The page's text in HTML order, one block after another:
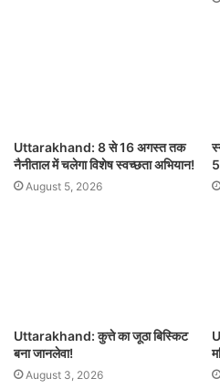
Uttarakhand: 8 से 16 अगस्त तक
नैनीताल में चलेगा विशेष स्वच्छता अभियान!
August 5, 2026
Uttarakhand: कुत्ते का जूठा बिस्किट
बना जानलेवा!
August 3, 2026